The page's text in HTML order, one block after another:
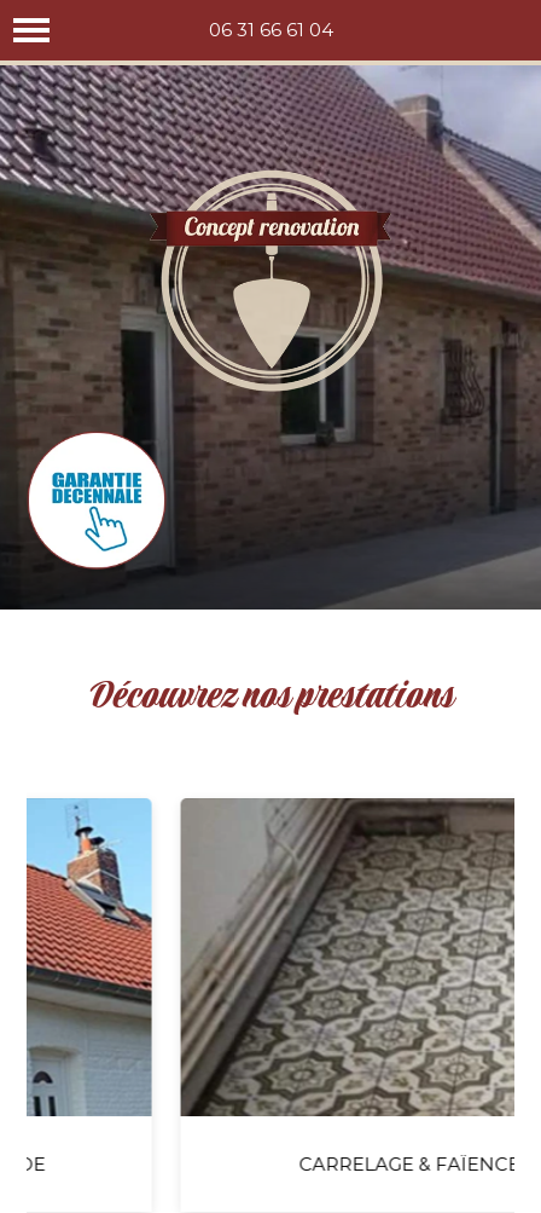
06 31 66 61 04
Concept rénovation
Découvrez nos prestations
CARRELAGE & FAÏENCE